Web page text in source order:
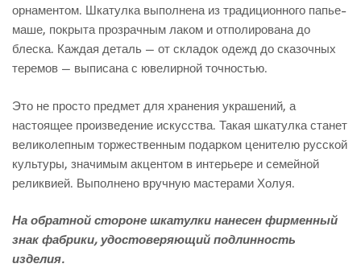
орнаментом. Шкатулка выполнена из традиционного папье-
маше, покрыта прозрачным лаком и отполирована до
блеска. Каждая деталь — от складок одежд до сказочных
теремов — выписана с ювелирной точностью.
Это не просто предмет для хранения украшений, а
настоящее произведение искусства. Такая шкатулка станет
великолепным торжественным подарком ценителю русской
культуры, значимым акцентом в интерьере и семейной
реликвией. Выполнено вручную мастерами Холуя.
На обратной стороне шкатулки нанесен фирменный
знак фабрики, удостоверяющий подлинность
изделия.